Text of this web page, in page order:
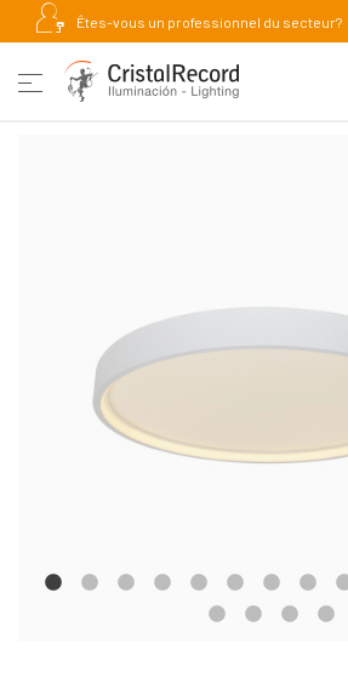
Êtes-vous un professionnel du secteur?